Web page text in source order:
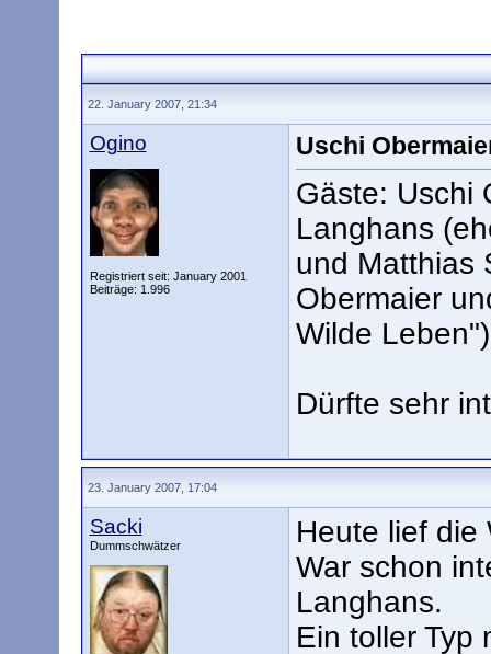
22. January 2007, 21:34
Ogino
Registriert seit: January 2001
Beiträge: 1.996
Uschi
Gäste: Uschi
Langhans
und Matthias
Obermaier
Wilde Leben")
Dürfte sehr
23. January 2007, 17:04
Sacki
Dummschwätzer
Heute lief die
War schon
Langhans.
Ein toller Typ